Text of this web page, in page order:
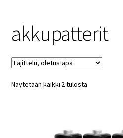
Minun tilini
Ostoskori
akkupatterit
Näytetään kaikki 2 tulosta